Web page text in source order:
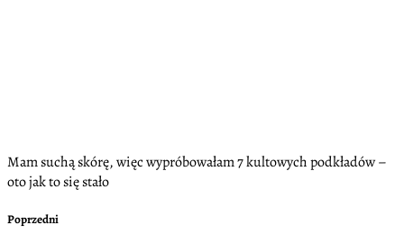
Mam suchą skórę, więc wypróbowałam 7 kultowych podkładów –
oto jak to się stało
Poprzedni